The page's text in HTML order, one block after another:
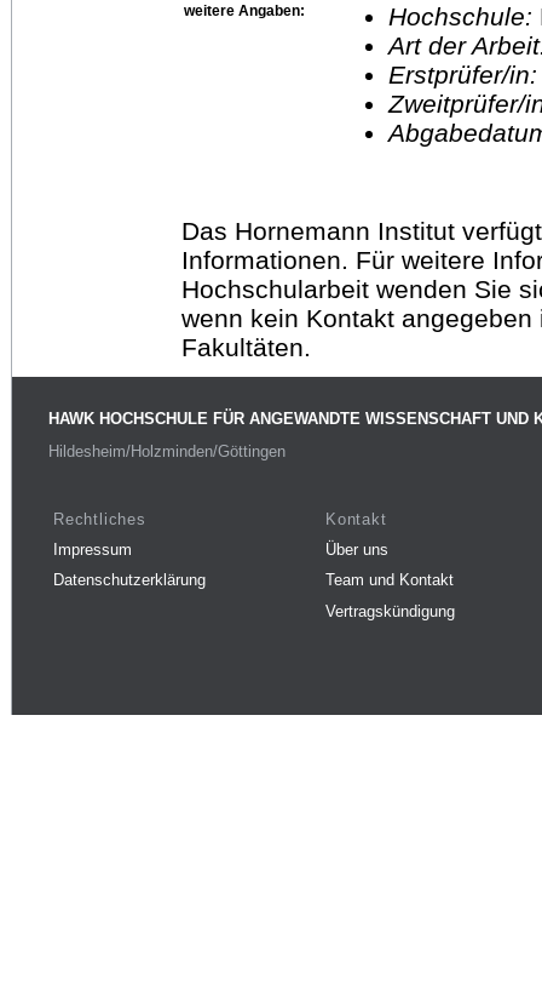
weitere Angaben: Hochschule:
Art der
Erstprüfer/
Das Hornemann Institut
Informationen. Für weitere
Hochschularbeit wenden Sie
wenn kein Kontakt
Fakultäten.
HAWK HOCHSCHULE FÜR ANGEWANDTE WISSENSCHAFT UND
Hildesheim/Holzminden/Göttingen
Rechtliches
Impressum
Datenschutzerklärung
Kontakt
Über uns
Team und Kontakt
Vertragskündigung